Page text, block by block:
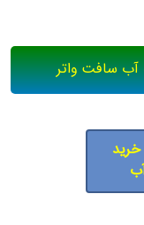
سافت واتر
خرید